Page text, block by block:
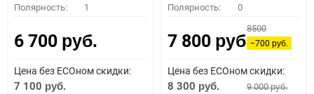
Полярность: 1
6 700 руб.
Цена без ECOном скидки:
7 100 руб.
Полярность: 0
7 800 руб.
8500
−700руб.
Цена без ECOном скидки:
8 300 руб. 9 000руб.